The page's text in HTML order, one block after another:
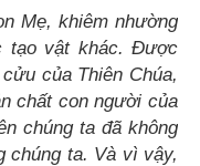
Mẹ, khiêm nhường
tạo vật khác. Được
của Thiên Chúa,
chất con người của
chúng ta đã không
chúng ta. Và vì vậy,